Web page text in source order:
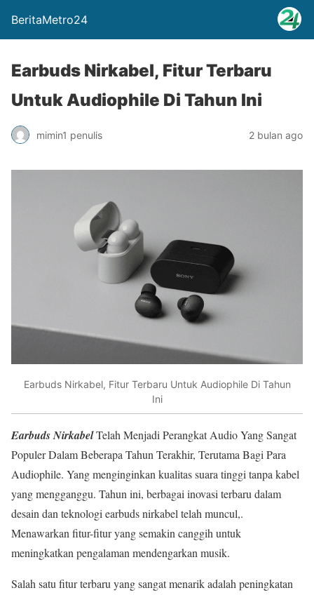
BeritaMetro24
Earbuds Nirkabel, Fitur Terbaru
Untuk Audiophile Di Tahun Ini
mimin1 penulis 2 bulan ago
Earbuds Nirkabel, Fitur Terbaru Untuk Audiophile Di Tahun
Ini
Earbuds NirkabelTelah Menjadi Perangkat Audio Yang Sangat
Populer Dalam Beberapa Tahun Terakhir, Terutama Bagi Para
Audiophile. Yang menginginkan kualitas suara tinggi tanpa kabel
yang mengganggu. Tahun ini, berbagai inovasi terbaru dalam
desain dan teknologi earbuds nirkabel telah muncul,.
Menawarkan fitur-fitur yang semakin canggih untuk
meningkatkan pengalaman mendengarkan musik.
Salah satu fitur terbaru yang sangat menarik adalah peningkatan